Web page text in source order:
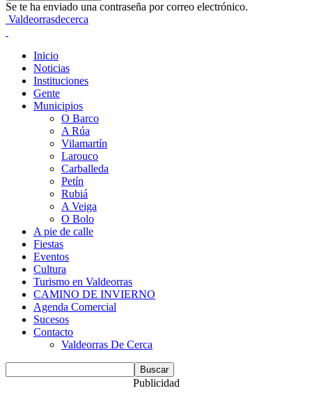
Se te ha enviado una contraseña por correo electrónico.
Valdeorrasdecerca
Inicio
Noticias
Instituciones
Gente
Municipios
O Barco
A Rúa
Vilamartín
Larouco
Carballeda
Petín
Rubiá
A Veiga
O Bolo
A pie de calle
Fiestas
Eventos
Cultura
Turismo en Valdeorras
CAMINO DE INVIERNO
Agenda Comercial
Sucesos
Contacto
Valdeorras De Cerca
Publicidad